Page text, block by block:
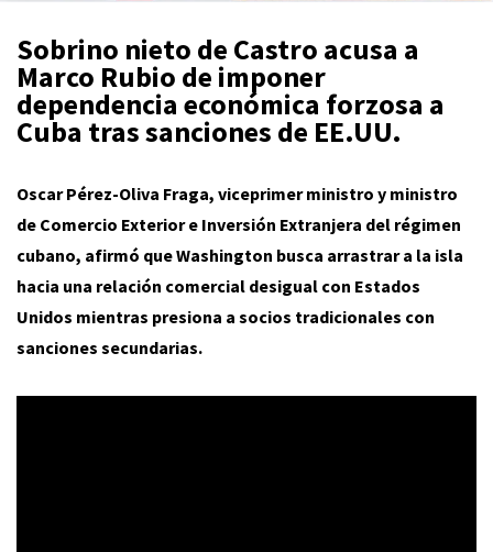
Sobrino nieto de Castro acusa a
Marco Rubio de imponer
dependencia económica forzosa a
Cuba tras sanciones de EE.UU.
Oscar Pérez-Oliva Fraga, viceprimer ministro y ministro
de Comercio Exterior e Inversión Extranjera del régimen
cubano, afirmó que Washington busca arrastrar a la isla
hacia una relación comercial desigual con Estados
Unidos mientras presiona a socios tradicionales con
sanciones secundarias.